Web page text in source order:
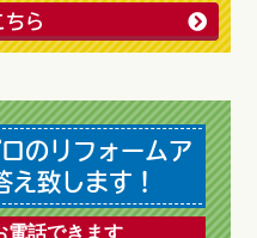
ちら
のリフォームア
え致します！
電話できます